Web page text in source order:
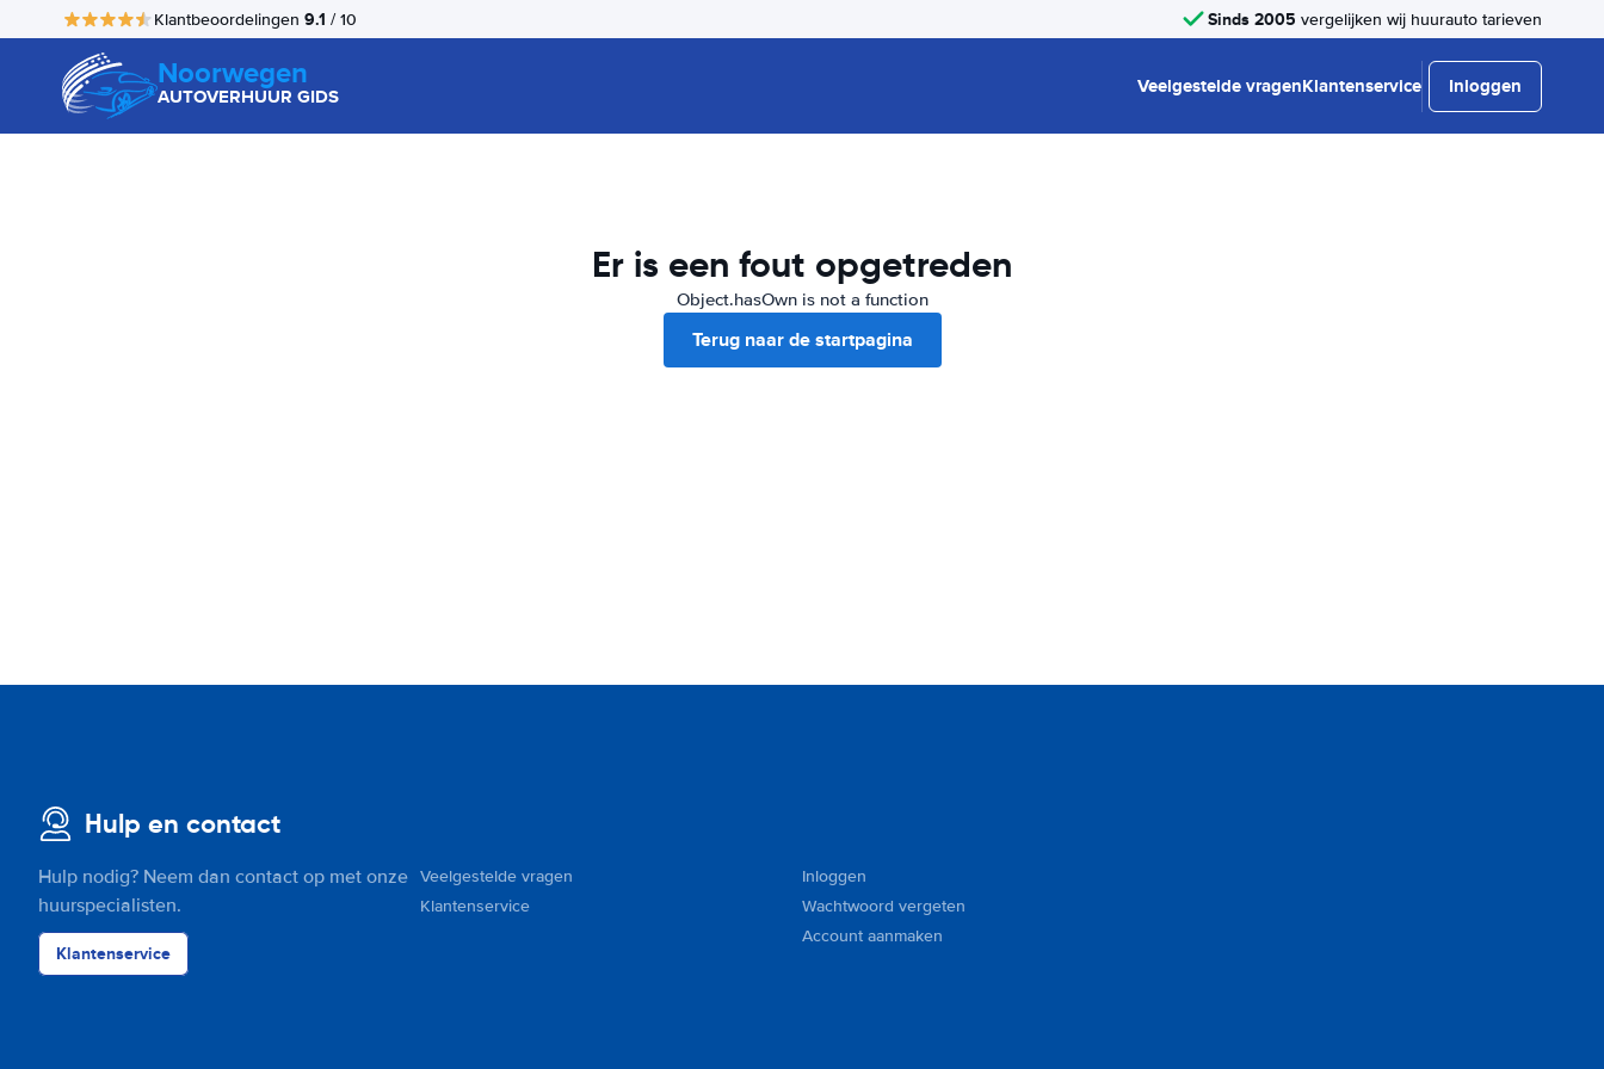
Klantbeoordelingen 9.1 / 10 Sinds 2005 vergelijken wij huurauto tarieven
Noorwegen
AUTOVERHUUR GIDS Veelgestelde vragenKlantenservice Inloggen
Er is een fout opgetreden
Object.hasOwn is not a function
Terug naar de startpagina
Hulp en contact
Hulp nodig? Neem dan contact op met onze
huurspecialisten.
Klantenservice
Veelgestelde vragen
Klantenservice
Inloggen
Wachtwoord vergeten
Account aanmaken